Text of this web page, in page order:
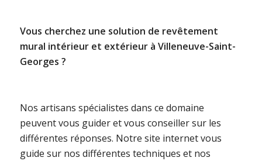
Vous cherchez une solution de revêtement
mural intérieur et extérieur à Villeneuve-Saint-
Georges ?
Nos artisans spécialistes dans ce domaine
peuvent vous guider et vous conseiller sur les
différentes réponses. Notre site internet vous
guide sur nos différentes techniques et nos